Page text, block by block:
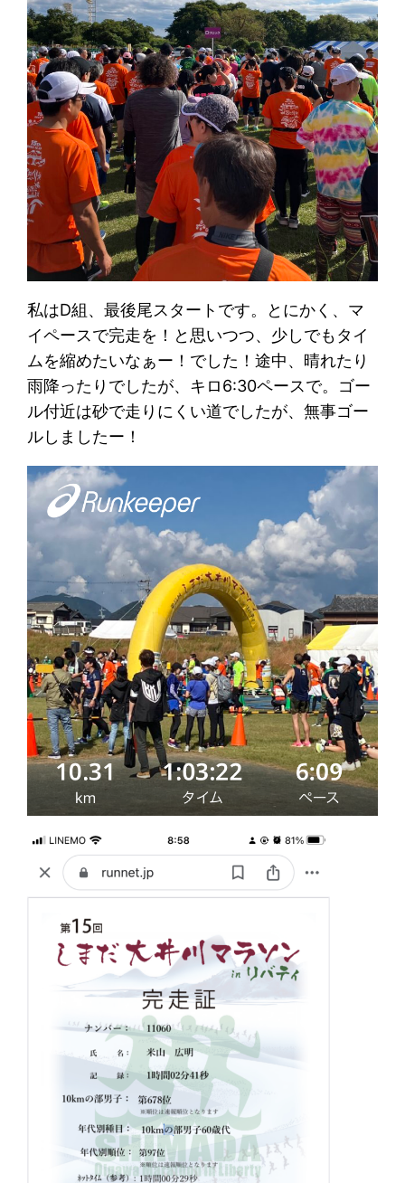
私はD組、最後尾スタートです。とにかく、マ
イペースで完走を！と思いつつ、少しでもタイ
ムを縮めたいなぁー！でした！途中、晴れたり
雨降ったりでしたが、キロ6:30ペースで。ゴー
ル付近は砂で走りにくい道でしたが、無事ゴー
ルしましたー！